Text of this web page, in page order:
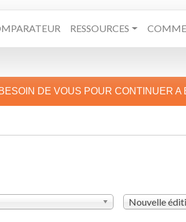
RESSOURCES
DE VOUS POUR CONTINUER A
Nouvelle